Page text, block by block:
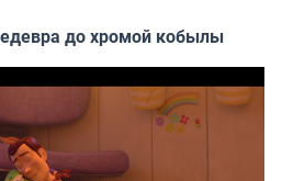
до хромой кобылы